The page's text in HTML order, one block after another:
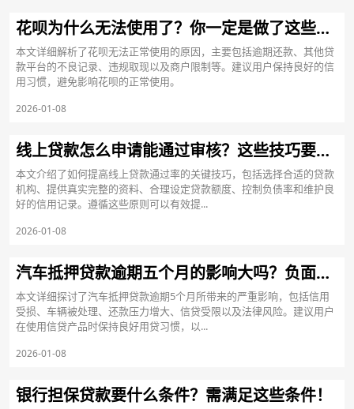
花呗为什么无法使用了？你一定是做了这些事！
本文详细解析了花呗无法正常使用的原因，主要包括逾期还款、其他贷
款平台的不良记录、违规取现以及商户限制等。建议用户保持良好的信
用习惯，避免影响花呗的正常使用。
2026-01-08
线上贷款怎么申请能通过审核？这些技巧要掌握好！
本文介绍了如何提高线上贷款通过率的关键技巧，包括选择合适的贷款
机构、提供真实完整的资料、合理设定贷款额度、控制负债率和维护良
好的信用记录。遵循这些原则可以有效提...
2026-01-08
汽车抵押贷款逾期五个月的影响大吗？负面影响大吗？
本文详细探讨了汽车抵押贷款逾期5个月所带来的严重影响，包括信用
受损、车辆被处理、还款压力增大、信贷受限以及法律风险。建议用户
在使用信贷产品时保持良好用贷习惯，以...
2026-01-08
银行担保贷款要什么条件？需满足这些条件！